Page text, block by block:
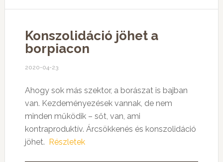
Konszolidáció jöhet a
borpiacon
2020-04-23
Ahogy sok más szektor, a borászat is bajban
van. Kezdeményezések vannak, de nem
minden működik – sőt, van, ami
kontraproduktív. Árcsökkenés és konszolidáció
jöhet. Részletek